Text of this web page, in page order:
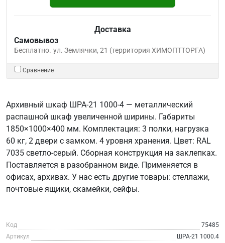
Доставка
Самовывоз
Бесплатно. ул. Землячки, 21 (территория ХИМОПТТОРГА)
Сравнение
Архивный шкаф ШРА-21 1000-4 — металлический
распашной шкаф увеличенной ширины. Габариты
1850×1000×400 мм. Комплектация: 3 полки, нагрузка
60 кг, 2 двери с замком. 4 уровня хранения. Цвет: RAL
7035 светло-серый. Сборная конструкция на заклепках.
Поставляется в разобранном виде. Применяется в
офисах, архивах. У нас есть другие товары: стеллажи,
почтовые ящики, скамейки, сейфы.
Код
75485
Артикул
ШРА-21 1000.4